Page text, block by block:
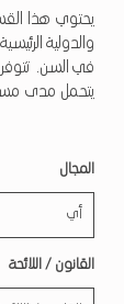
يحتوي هذا
والدولية
في السن. تتوفر
يتحمل مدى
المجال
القانون / اللائحة